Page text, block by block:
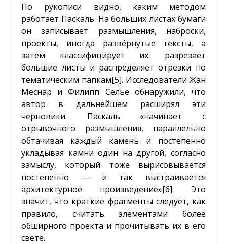
По рукописи видно, каким методом
работает Паскаль. На больших листах бумаги
он записывает размышления, наброски,
проекты, иногда развёрнутые тексты, а
затем классифицирует их: разрезает
большие листы и распределяет отрезки по
тематическим папкам[5]. Исследователи Жан
Меснар и Филипп Селье обнаружили, что
автор в дальнейшем расширял эти
черновики. Паскаль «начинает с
отрывочного размышления, параллельно
обтачивая каждый камень и постепенно
укладывая камни один на другой, согласно
замыслу, который тоже вырисовывается
постепенно — и так выстраивается
архитектурное произведение»[6]. Это
значит, что краткие фрагменты следует, как
правило, считать элементами более
обширного проекта и прочитывать их в его
свете.